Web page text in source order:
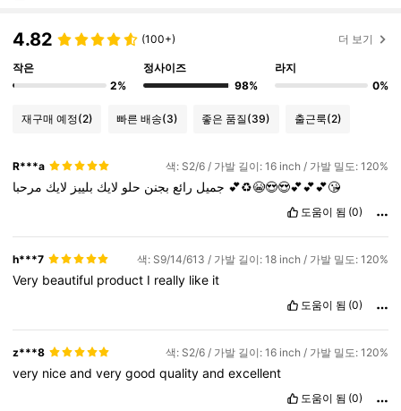
4.82 (100+) 더 보기
작은
2%
정사이즈
98%
라지
0%
재구매 예정(2) 빠른 배송(3) 좋은 품질(39) 출근룩(2)
R***a 색: S2/6 / 가발 길이: 16 inch / 가발 밀도: 120%
جميل رائع بجنن حلو لايك بلييز لايك 💕♻️😭😍😍💕💕💕😘
도움이 됨 (0)
h***7 색: S9/14/613 / 가발 길이: 18 inch / 가발 밀도: 120%
Very beautiful product I really like it
도움이 됨 (0)
z***8 색: S2/6 / 가발 길이: 16 inch / 가발 밀도: 120%
very niceandverygoodqualityandexcellent
도움이 됨 (0)